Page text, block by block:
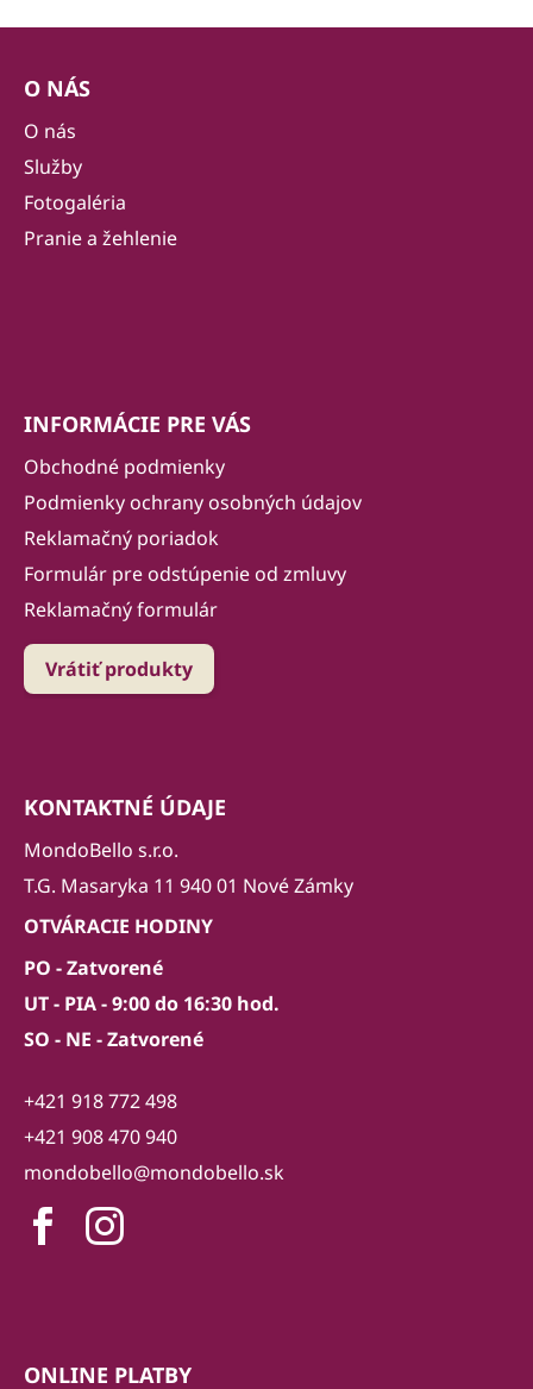
O NÁS
O nás
Služby
Fotogaléria
Pranie a žehlenie
INFORMÁCIE PRE VÁS
Obchodné podmienky
Podmienky ochrany osobných údajov
Reklamačný poriadok
Formulár pre odstúpenie od zmluvy
Reklamačný formulár
Vrátiť produkty
KONTAKTNÉ ÚDAJE
MondoBello s.r.o.
T.G. Masaryka 11 940 01 Nové Zámky
OTVÁRACIE HODINY
PO - Zatvorené
UT - PIA - 9:00 do 16:30 hod.
SO - NE - Zatvorené
+421 918 772 498
+421 908 470 940
mondobello@mondobello.sk
ONLINE PLATBY